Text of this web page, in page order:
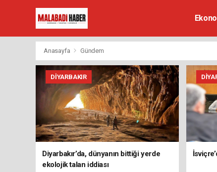
Anasayfa Gündem
DIYARBAKIR
Diyarbakır’da, dünyanın bittiği yerde
ekolojik talan iddiası